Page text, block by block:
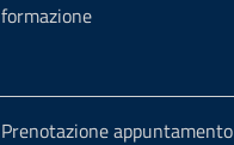
formazione
Prenotazione appuntamento